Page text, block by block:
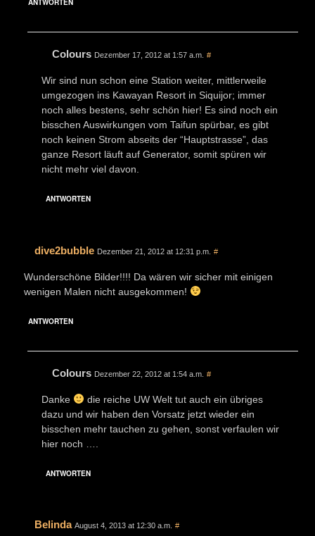
ANTWORTEN
Colours Dezember 17, 2012 at 1:57 a.m. #
Wir sind nun schon eine Station weiter, mittlerweile
umgezogen ins Kawayan Resort in Siquijor; immer
noch alles bestens, sehr schön hier! Es sind noch ein
bisschen Auswirkungen vom Taifun spürbar, es gibt
noch keinen Strom abseits der “Hauptstrasse”, das
ganze Resort läuft auf Generator, somit spüren wir
nicht mehr viel davon.
ANTWORTEN
dive2bubble Dezember 21, 2012 at 12:31 p.m. #
Wunderschöne Bilder!!!! Da wären wir sicher mit einigen
wenigen Malen nicht ausgekommen!
ANTWORTEN
Colours Dezember 22, 2012 at 1:54 a.m. #
Danke
die reiche UW Welt tut auch ein übriges
dazu und wir haben den Vorsatz jetzt wieder ein
bisschen mehr tauchen zu gehen, sonst verfaulen wir
hier noch ….
ANTWORTEN
Belinda August 4, 2013 at 12:30 a.m. #